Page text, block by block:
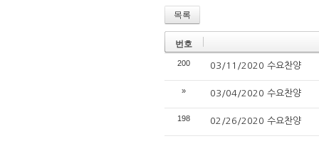
목록
번호
200 03/11/2020 수요찬양
» 03/04/2020 수요찬양
198 02/26/2020 수요찬양